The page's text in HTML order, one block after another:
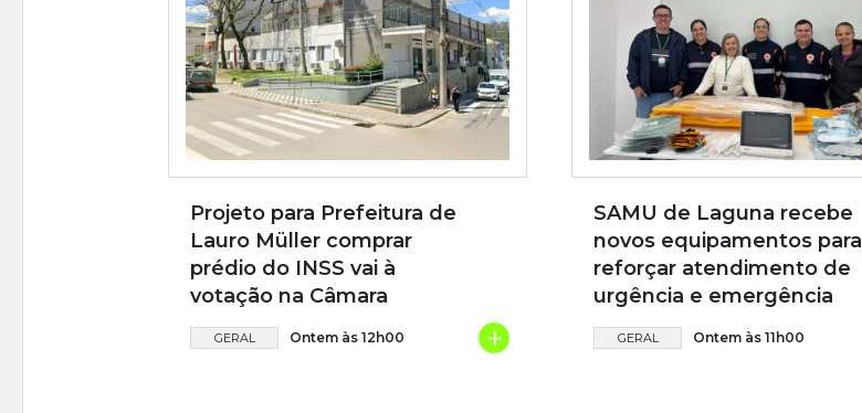
Projeto para Prefeitura de
Lauro Müller comprar
prédio do INSS vai à
votação na Câmara
GERAL Ontem às 12h00 +
SAMU de Laguna recebe
novos equipamentos para
reforçar atendimento de
urgência e emergência
GERAL Ontem às 11h00